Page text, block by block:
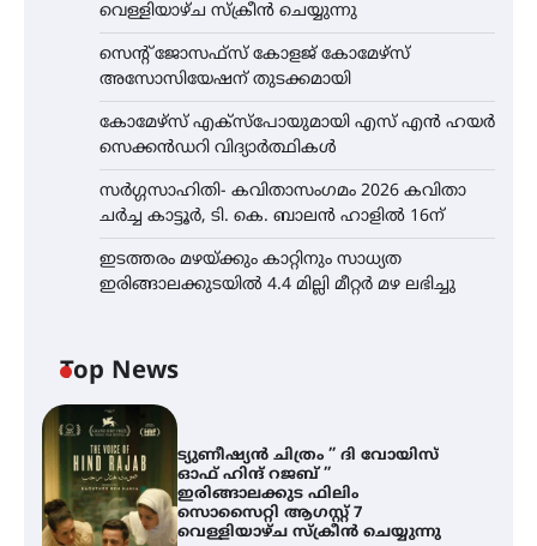
വെള്ളിയാഴ്ച സ്‌ക്രീൻ ചെയ്യുന്നു
സെന്റ് ജോസഫ്സ് കോളജ് കോമേഴ്‌സ്
അസോസിയേഷന് തുടക്കമായി
കോമേഴ്സ് എക്സ്പോയുമായി എസ് എൻ ഹയർ
സെക്കൻഡറി വിദ്യാർത്ഥികൾ
സർഗ്ഗസാഹിതി- കവിതാസംഗമം 2026 കവിതാ
ചർച്ച കാട്ടൂർ, ടി. കെ. ബാലൻ ഹാളിൽ 16ന്
ഇടത്തരം മഴയ്ക്കും കാറ്റിനും സാധ്യത
ഇരിങ്ങാലക്കുടയിൽ 4.4 മില്ലി മീറ്റർ മഴ ലഭിച്ചു
Top News
ട്യുണീഷ്യൻ ചിത്രം ” ദി വോയിസ്
ഓഫ് ഹിന്ദ് റജബ് ”
ഇരിങ്ങാലക്കുട ഫിലിം
സൊസൈറ്റി ആഗസ്റ്റ് 7
വെള്ളിയാഴ്ച സ്‌ക്രീൻ ചെയ്യുന്നു